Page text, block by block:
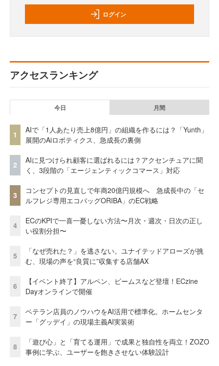
ログイン
アクセスランキング
今日 月間
1
AIで「1人あたり売上8億円」の組織を作るには？「Yunth」
展開のAiロボティクス、急成長の裏側
2
AIに見つけられ顧客に選ばれるには？アクセンチュアに聞
く、3段階の「エージェンティックコマース」対応
3
コンセプトの見直しで年商20億円規模へ 急成長中の「セ
ルフレジ専用エコバッグORIBA」のEC戦略
4
ECのKPIで一喜一憂しない方法〜月次・週次・日次の正し
い役割分担〜
5
「なぜ売れた？」を逃さない。ユナイテッドアローズが挑
む、現場の声を“良質に”収集する店舗AX
6
【イベント終了】アルペン、ビームスなど登壇！ECzine
Dayオンラインで開催
7
ベテラン店員のノウハウをAI活用で標準化。ホームセンタ
ー「グッデイ」の現場主義AI実装術
8
「遊び心」と「育てる運用」で成果と独自性を両立！ZOZO
事例に学ぶ、ユーザーを飽きさせない体験設計